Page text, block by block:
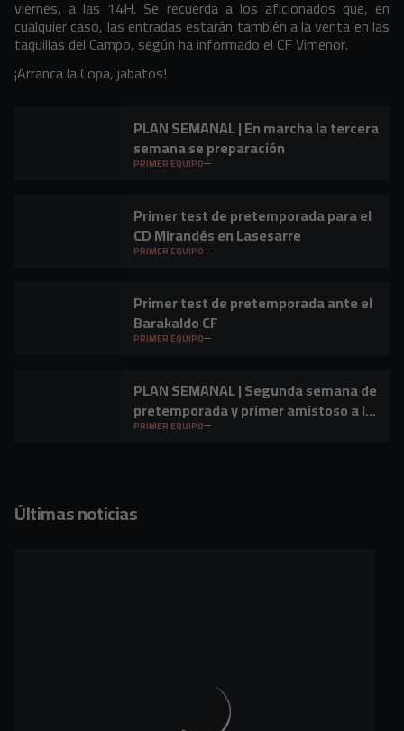
viernes, a las 14H. Se recuerda a los aficionados que, en
cualquier caso, las entradas estarán también a la venta en las
taquillas del Campo, según ha informado el CF Vimenor.
¡Arranca la Copa, jabatos!
PLAN SEMANAL | En marcha la tercera
semana se preparación
PRIMER EQUIPO
Primer test de pretemporada para el
CD Mirandés en Lasesarre
PRIMER EQUIPO
Primer test de pretemporada ante el
Barakaldo CF
PRIMER EQUIPO
PLAN SEMANAL | Segunda semana de
pretemporada y primer amistoso a la
vista
PRIMER EQUIPO
Últimas noticias